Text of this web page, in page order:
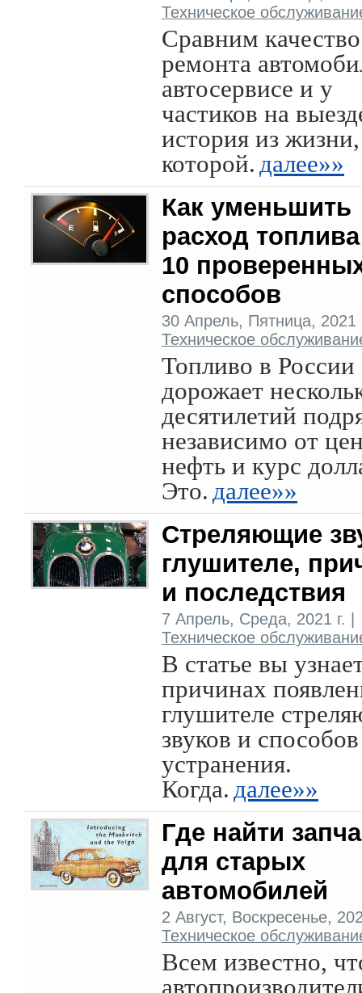
Техническое
Сравним качество
ремонта
автосервисе и у
частиков на
история из
которой. далее»»
Как уменьшить
расход
10
способов
30 Апрель, Пятница, 2021
Техническое
Топливо в России
дорожает
десятилетий
независимо от
нефть и курс
Это. далее»»
Стреляющие
глушителе,
и последствия
7 Апрель, Среда, 2021 г. |
Техническое
В статье вы
причинах
глушителе
звуков и
устранения.
Когда. далее»»
Где найти
для старых
автомобилей
2 Август, Воскресенье,
Техническое
Всем известно,